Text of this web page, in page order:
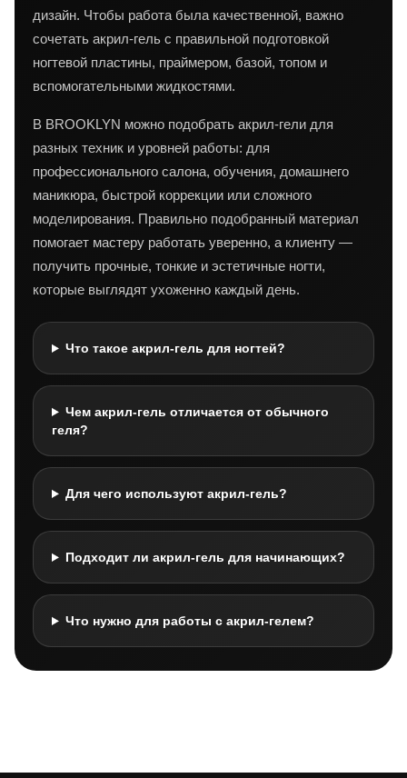
дизайн. Чтобы работа была качественной, важно
сочетать акрил-гель с правильной подготовкой
ногтевой пластины, праймером, базой, топом и
вспомогательными жидкостями.
В BROOKLYN можно подобрать акрил-гели для
разных техник и уровней работы: для
профессионального салона, обучения, домашнего
маникюра, быстрой коррекции или сложного
моделирования. Правильно подобранный материал
помогает мастеру работать уверенно, а клиенту —
получить прочные, тонкие и эстетичные ногти,
которые выглядят ухоженно каждый день.
Что такое акрил-гель для ногтей?
Чем акрил-гель отличается от обычного
геля?
Для чего используют акрил-гель?
Подходит ли акрил-гель для начинающих?
Что нужно для работы с акрил-гелем?